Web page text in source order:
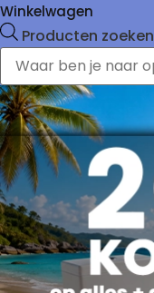
Winkelwagen
Producten zoeken